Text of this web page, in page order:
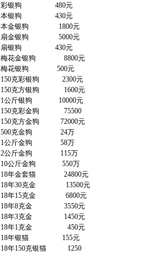
彩银狗 480元
本银狗 430元
本金银狗 1800元
扇金银狗 5000元
扇银狗 430元
梅花金银狗 8800元
梅花银狗 500元
150克彩银狗 2300元
150克方银狗 1600元
1公斤银狗 10000元
150克彩金狗 75500
150克方金狗 72000元
500克金狗 24万
1公斤金狗 58万
2公斤金狗 115万
10公斤金狗 550万
18年金套猫 24800元
18年30克金 13500元
18年15克金 6800元
18年8克金 3550元
18年3克金 1450元
18年1克金 450元
18年银猫 155元
18年150克银猫 1250